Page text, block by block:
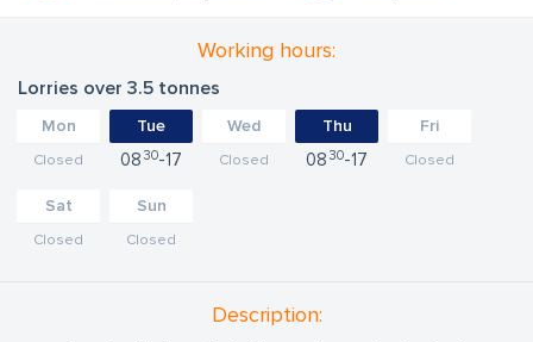
Working hours:
Lorries over 3.5 tonnes
Mon
Closed
Tue
08 30 17
Wed
Closed
Thu
08 30 17
Fri
Closed
Sat
Closed
Sun
Closed
Description: